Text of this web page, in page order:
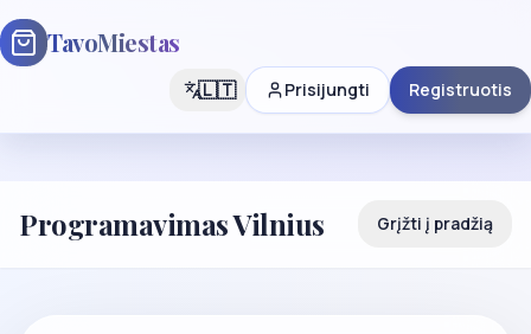
TavoMiestas
🇱🇹 Prisijungti Registruotis
Programavimas Vilnius Grįžti į pradžią